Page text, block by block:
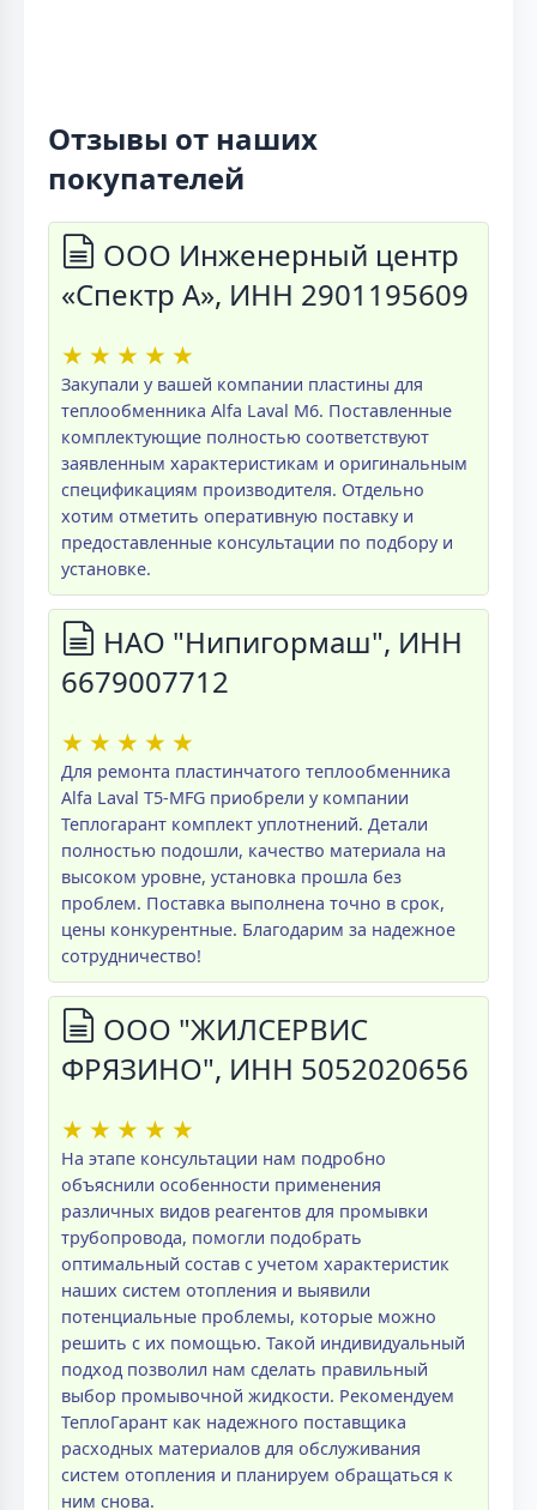
Отзывы от наших
покупателей
ООО Инженерный центр
«Спектр А», ИНН 2901195609
★ ★ ★ ★ ★
Закупали у вашей компании пластины для
теплообменника Alfa Laval M6. Поставленные
комплектующие полностью соответствуют
заявленным характеристикам и оригинальным
спецификациям производителя. Отдельно
хотим отметить оперативную поставку и
предоставленные консультации по подбору и
установке.
НАО "Нипигормаш", ИНН
6679007712
★ ★ ★ ★ ★
Для ремонта пластинчатого теплообменника
Alfa Laval T5-MFG приобрели у компании
Теплогарант комплект уплотнений. Детали
полностью подошли, качество материала на
высоком уровне, установка прошла без
проблем. Поставка выполнена точно в срок,
цены конкурентные. Благодарим за надежное
сотрудничество!
ООО "ЖИЛСЕРВИС
ФРЯЗИНО", ИНН 5052020656
★ ★ ★ ★ ★
На этапе консультации нам подробно
объяснили особенности применения
различных видов реагентов для промывки
трубопровода, помогли подобрать
оптимальный состав с учетом характеристик
наших систем отопления и выявили
потенциальные проблемы, которые можно
решить с их помощью. Такой индивидуальный
подход позволил нам сделать правильный
выбор промывочной жидкости. Рекомендуем
ТеплоГарант как надежного поставщика
расходных материалов для обслуживания
систем отопления и планируем обращаться к
ним снова.